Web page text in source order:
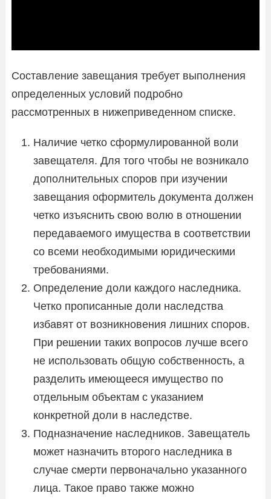
Составление завещания требует выполнения
определенных условий подробно
рассмотренных в нижеприведенном списке.
Наличие четко сформулированной воли
завещателя. Для того чтобы не возникало
дополнительных споров при изучении
завещания оформитель документа должен
четко изъяснить свою волю в отношении
передаваемого имущества в соответствии
со всеми необходимыми юридическими
требованиями.
Определение доли каждого наследника.
Четко прописанные доли наследства
избавят от возникновения лишних споров.
При решении таких вопросов лучше всего
не использовать общую собственность, а
разделить имеющееся имущество по
отдельным объектам с указанием
конкретной доли в наследстве.
Подназначение наследников. Завещатель
может назначить второго наследника в
случае смерти первоначально указанного
лица. Такое право также можно